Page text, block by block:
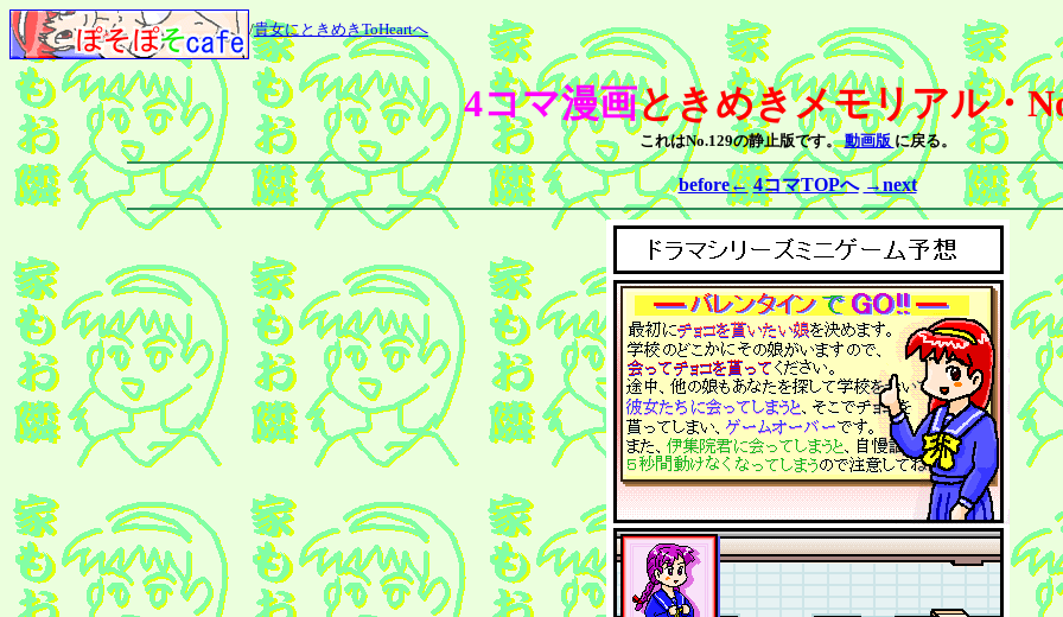
/貴女にときめきToHeartへ
4コマ漫画ときめきメモリアル・
これはNo.129の静止版です。動画版 に戻る。
before← 4コマTOPへ →next